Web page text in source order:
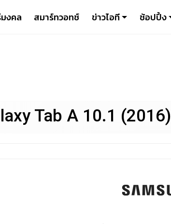
งคล สมาร์ทวอทช์ ข่าวไอที ช้อปปิ้ง
Tab A 10.1 (2016)